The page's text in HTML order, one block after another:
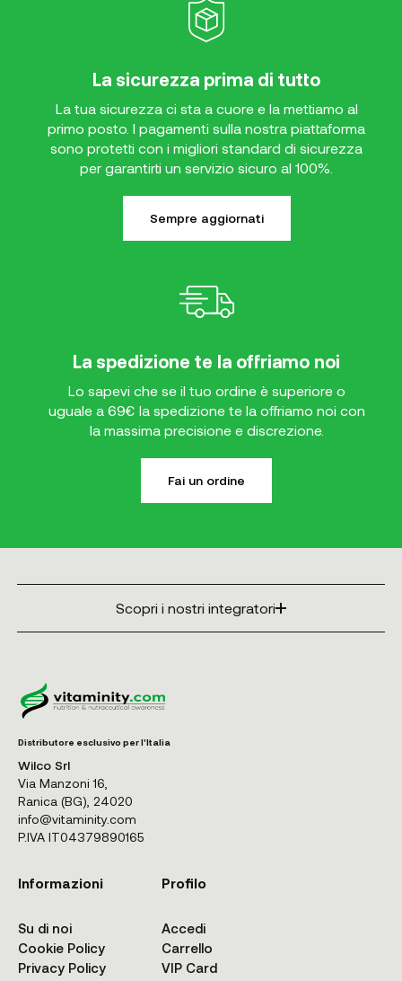
La sicurezza prima di tutto
La tua sicurezza ci sta a cuore e la mettiamo al
primo posto. I pagamenti sulla nostra piattaforma
sono protetti con i migliori standard di sicurezza
per garantirti un servizio sicuro al 100%.
Sempre aggiornati
La spedizione te la offriamo noi
Lo sapevi che se il tuo ordine è superiore o
uguale a 69€ la spedizione te la offriamo noi con
la massima precisione e discrezione.
Fai un ordine
Scopri i nostri integratori
Distributore esclusivo per l'Italia
Wilco Srl
Via Manzoni 16,
Ranica (BG), 24020
info@vitaminity.com
P.IVA IT04379890165
Informazioni
Su di noi
Cookie Policy
Privacy Policy
Profilo
Accedi
Carrello
VIP Card